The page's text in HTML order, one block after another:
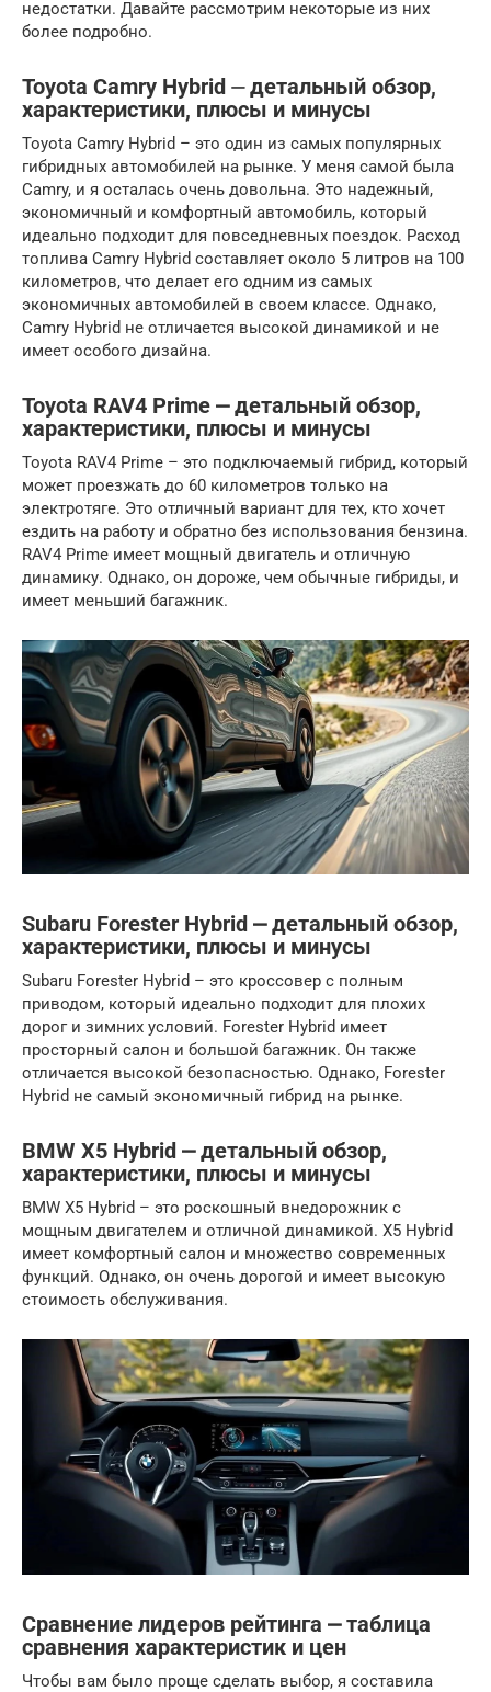
недостатки. Давайте рассмотрим некоторые из них
более подробно.
Toyota Camry Hybrid ⏤ детальный обзор,
характеристики, плюсы и минусы
Toyota Camry Hybrid – это один из самых популярных
гибридных автомобилей на рынке. У меня самой была
Camry, и я осталась очень довольна. Это надежный,
экономичный и комфортный автомобиль, который
идеально подходит для повседневных поездок. Расход
топлива Camry Hybrid составляет около 5 литров на 100
километров, что делает его одним из самых
экономичных автомобилей в своем классе. Однако,
Camry Hybrid не отличается высокой динамикой и не
имеет особого дизайна.
Toyota RAV4 Prime ⎼ детальный обзор,
характеристики, плюсы и минусы
Toyota RAV4 Prime – это подключаемый гибрид, который
может проезжать до 60 километров только на
электротяге. Это отличный вариант для тех, кто хочет
ездить на работу и обратно без использования бензина.
RAV4 Prime имеет мощный двигатель и отличную
динамику. Однако, он дороже, чем обычные гибриды, и
имеет меньший багажник.
Subaru Forester Hybrid ⎼ детальный обзор,
характеристики, плюсы и минусы
Subaru Forester Hybrid – это кроссовер с полным
приводом, который идеально подходит для плохих
дорог и зимних условий. Forester Hybrid имеет
просторный салон и большой багажник. Он также
отличается высокой безопасностью. Однако, Forester
Hybrid не самый экономичный гибрид на рынке.
BMW X5 Hybrid ⎼ детальный обзор,
характеристики, плюсы и минусы
BMW X5 Hybrid – это роскошный внедорожник с
мощным двигателем и отличной динамикой. X5 Hybrid
имеет комфортный салон и множество современных
функций. Однако, он очень дорогой и имеет высокую
стоимость обслуживания.
Сравнение лидеров рейтинга ⎼ таблица
сравнения характеристик и цен
Чтобы вам было проще сделать выбор, я составила